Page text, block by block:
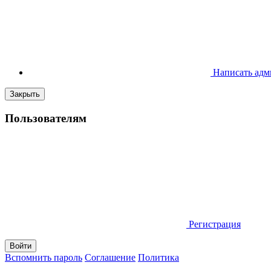
Написать
Закрыть
Пользователям
Регистрация
Вспомнить пароль Соглашение Политика